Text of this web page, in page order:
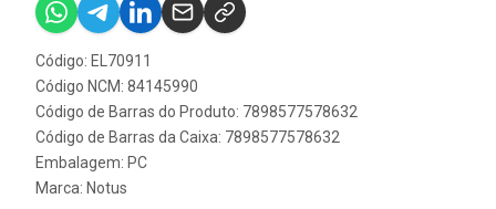
Código: EL70911
Código NCM: 84145990
Código de Barras do Produto: 7898577578632
Código de Barras da Caixa: 7898577578632
Embalagem: PC
Marca: Notus